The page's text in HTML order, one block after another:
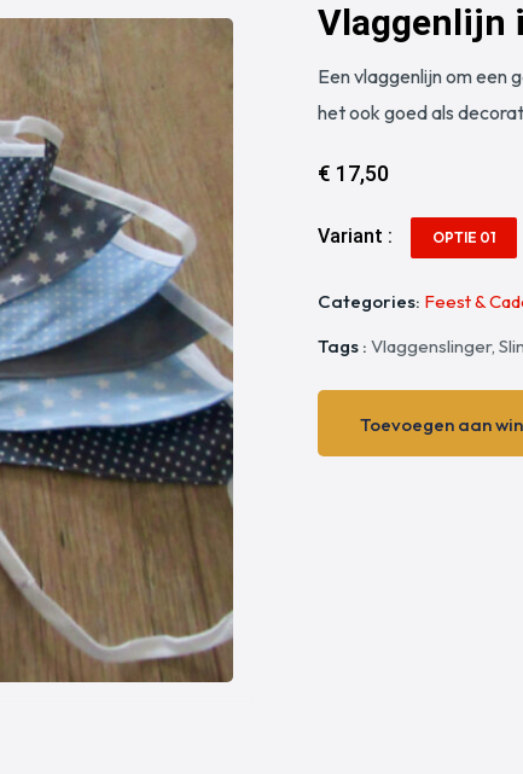
Vlaggenlijn
Een vlaggenlijn om een
het ook goed als
€ 17,50
Variant : OPTIE 01
Categories: Feest &
Tags : Vlaggenslinger,
Toevoegen aan
Toevoegen aan